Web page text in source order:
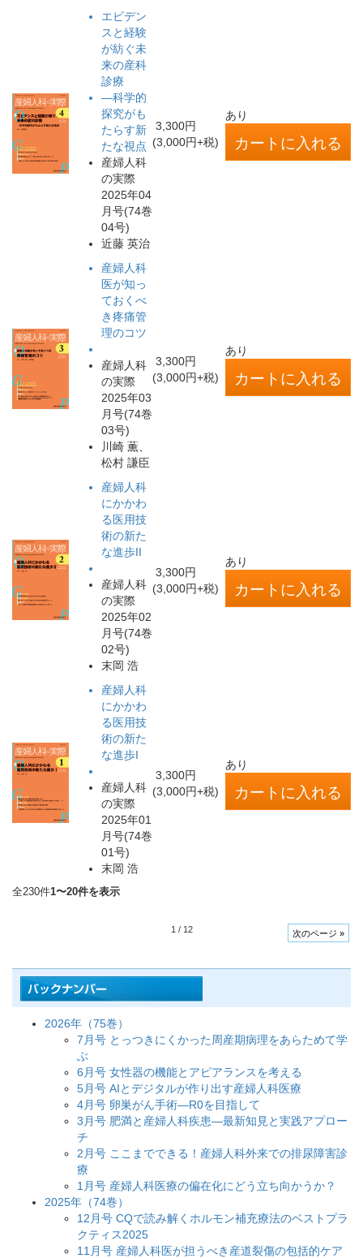
エビデン
スと経験
が紡ぐ未
来の産科
診療
―科学的
探究がも
たらす新
たな視点
産婦人科
の実際
2025年04
月号(74巻
04号)
近藤 英治
3,300円
(3,000円+税)
あり
産婦人科
医が知っ
ておくべ
き疼痛管
理のコツ
産婦人科
の実際
2025年03
月号(74巻
03号)
川崎 薫、
松村 謙臣
3,300円
(3,000円+税)
あり
産婦人科
にかかわ
る医用技
術の新た
な進歩II
産婦人科
の実際
2025年02
月号(74巻
02号)
末岡 浩
3,300円
(3,000円+税)
あり
産婦人科
にかかわ
る医用技
術の新た
な進歩I
産婦人科
の実際
2025年01
月号(74巻
01号)
末岡 浩
3,300円
(3,000円+税)
あり
全230件1〜20件を表示
1 / 12 次のページ »
2026年（75巻）
7月号 とっつきにくかった周産期病理をあらためて学
ぶ
6月号 女性器の機能とアピアランスを考える
5月号 AIとデジタルが作り出す産婦人科医療
4月号 卵巣がん手術―R0を目指して
3月号 肥満と産婦人科疾患―最新知見と実践アプロー
チ
2月号 ここまでできる！産婦人科外来での排尿障害診
療
1月号 産婦人科医療の偏在化にどう立ち向かうか？
2025年（74巻）
12月号 CQで読み解くホルモン補充療法のベストプラ
クティス2025
11月号 産婦人科医が担うべき産道裂傷の包括的ケア